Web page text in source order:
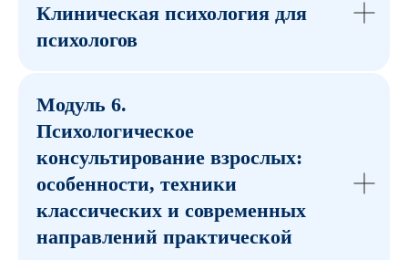
Клиническая психология для
психологов
Модуль 6.
Психологическое
консультирование взрослых:
особенности, техники
классических и современных
направлений практической